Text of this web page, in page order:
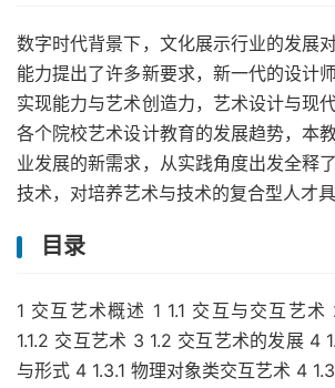
数字时代背景下，文化展示行业的发展
能力提出了许多新要求，新一代的设计
实现能力与艺术创造力，艺术设计与现
各个院校艺术设计教育的发展趋势，本
业发展的新需求，从实践角度出发全释
技术，对培养艺术与技术的复合型人才具
目录
1 交互艺术概述 1 1.1 交互与交互艺术
1.1.2 交互艺术 3 1.2 交互艺术的发展 4
与形式 4 1.3.1 物理对象类交互艺术 4